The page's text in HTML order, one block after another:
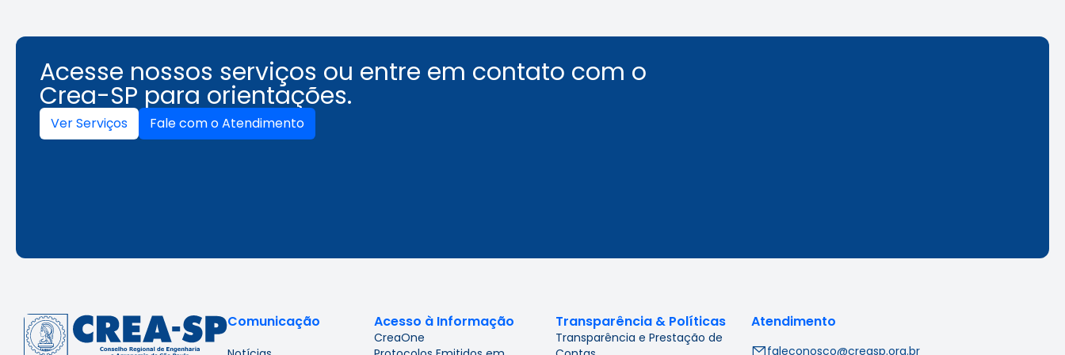
Acesse nossos serviços ou entre em contato com o
Crea-SP para orientações.
Ver Serviços Fale com o Atendimento
Comunicação Acesso à Informação
CreaOne
Transparência & Políticas
Transparência e Prestação de
Atendimento
faleconosco@creasp.org.br